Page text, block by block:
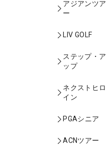
アジアンツア
ー
LIV GOLF
ステップ・ア
ップ
ネクストヒロ
イン
PGAシニア
ACNツアー